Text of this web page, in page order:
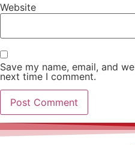
Website
Save my name, email, and
next time I comment.